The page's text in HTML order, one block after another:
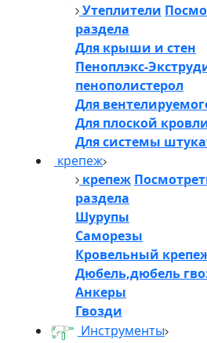
Утеплители
раздела
Для крыши и стен
Пеноплэкс-
пенополистерол
Для
Для плоской
Для системы
крепеж
крепеж
раздела
Шурупы
Саморезы
Кровельный
Дюбель,дюбель
Анкеры
Гвозди
Инструменты